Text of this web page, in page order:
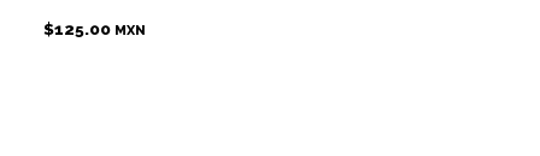
$125.00 MXN